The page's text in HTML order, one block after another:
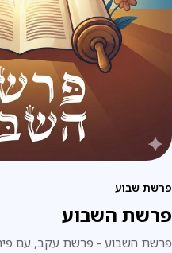
פרשת שבוע
פרשת השבוע
פרשת השבוע - פרשת עקב, עם